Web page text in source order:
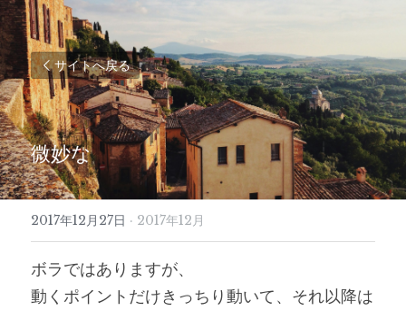
サイトへ戻る
微妙な
2017年12月27日 · 2017年12月
ボラではありますが、
動くポイントだけきっちり動いて、それ以降は